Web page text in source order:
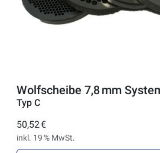
Wolfscheibe 7,8 mm
Typ C
50,52 €
inkl. 19 % MwSt.